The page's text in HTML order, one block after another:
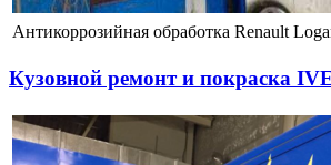
Антикоррозийная обработка Renault
Кузовной ремонт и покраска